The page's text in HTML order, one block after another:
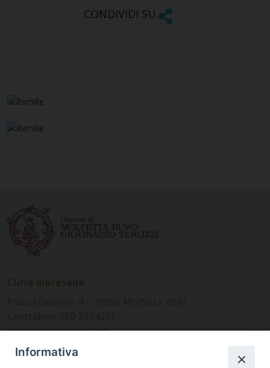
CONDIVIDI SU
www.diocesimolfetta.it –
diocesimolfetta@pec.chiesacattolica.it
Informativa